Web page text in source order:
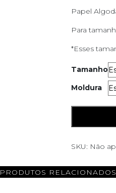
Papel
Para
*Esses
Tamanho
Moldura
SKU: Não
PRODUTOS RELACIONADOS